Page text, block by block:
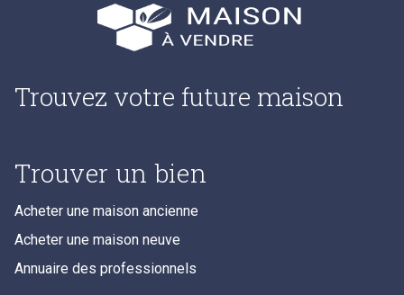
Trouvez votre future maison
Trouver un bien
Acheter une maison ancienne
Acheter une maison neuve
Annuaire des professionnels